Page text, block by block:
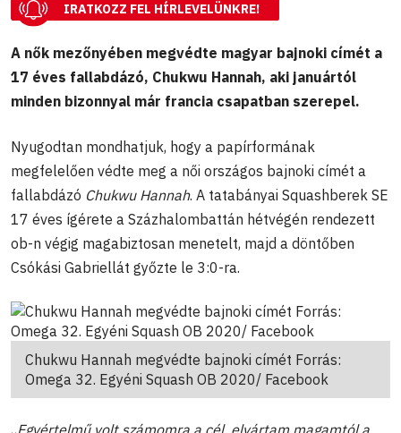
IRATKOZZ FEL HÍRLEVELÜNKRE!
A nők mezőnyében megvédte magyar bajnoki címét a
17 éves fallabdázó, Chukwu Hannah, aki januártól
minden bizonnyal már francia csapatban szerepel.
Nyugodtan mondhatjuk, hogy a papírformának
megfelelően védte meg a női országos bajnoki címét a
fallabdázó Chukwu Hannah. A tatabányai Squashberek SE
17 éves ígérete a Százhalombattán hétvégén rendezett
ob-n végig magabiztosan menetelt, majd a döntőben
Csókási Gabriellát győzte le 3:0-ra.
Chukwu Hannah megvédte bajnoki címét Forrás:
Omega 32. Egyéni Squash OB 2020/ Facebook
„Egyértelmű volt számomra a cél, elvártam magamtól a